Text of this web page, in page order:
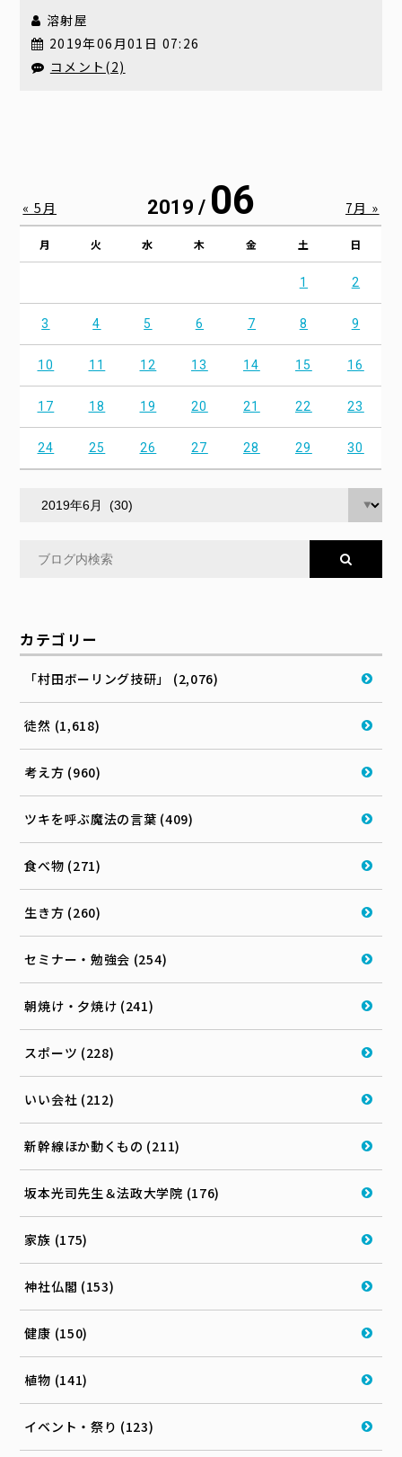
溶射屋
2019年06月01日 07:26
コメント(2)
2019 / 06
月 火 水 木 金 土 日
1 2
3 4 5 6 7 8 9
10 11 12 13 14 15 16
17 18 19 20 21 22 23
24 25 26 27 28 29 30
« 5月 7月 »
カテゴリー
「村田ボーリング技研」 (2,076)
徒然 (1,618)
考え方 (960)
ツキを呼ぶ魔法の言葉 (409)
食べ物 (271)
生き方 (260)
セミナー・勉強会 (254)
朝焼け・夕焼け (241)
スポーツ (228)
いい会社 (212)
新幹線ほか動くもの (211)
坂本光司先生＆法政大学院 (176)
家族 (175)
神社仏閣 (153)
健康 (150)
植物 (141)
イベント・祭り (123)